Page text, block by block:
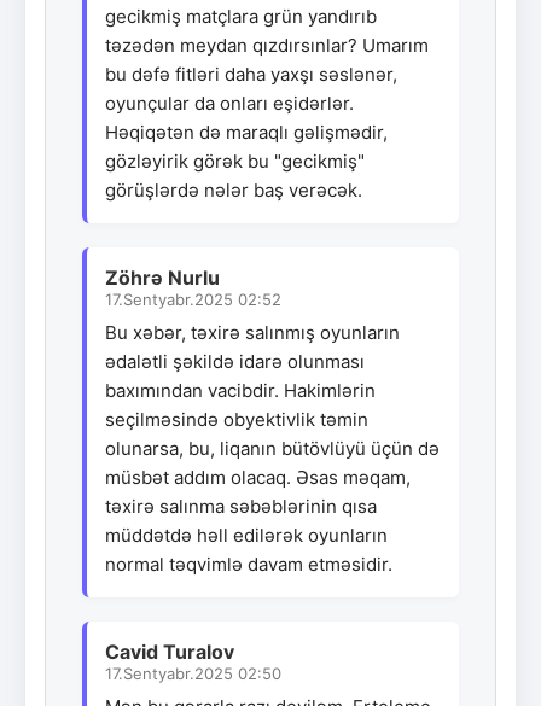
gecikmiş matçlara grün yandırıb
təzədən meydan qızdırsınlar? Umarım
bu dəfə fitləri daha yaxşı səslənər,
oyunçular da onları eşidərlər.
Həqiqətən də maraqlı gəlişmədir,
gözləyirik görək bu "gecikmiş"
görüşlərdə nələr baş verəcək.
Zöhrə Nurlu
17.Sentyabr.2025 02:52
Bu xəbər, təxirə salınmış oyunların
ədalətli şəkildə idarə olunması
baxımından vacibdir. Hakimlərin
seçilməsində obyektivlik təmin
olunarsa, bu, liqanın bütövlüyü üçün də
müsbət addım olacaq. Əsas məqam,
təxirə salınma səbəblərinin qısa
müddətdə həll edilərək oyunların
normal təqvimlə davam etməsidir.
Cavid Turalov
17.Sentyabr.2025 02:50